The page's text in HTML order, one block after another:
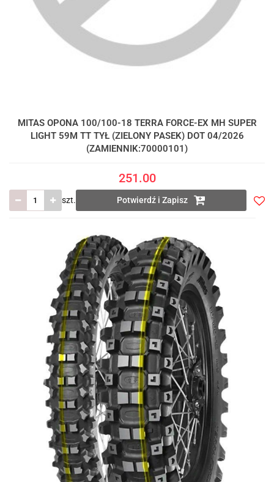
MITAS OPONA 100/100-18 TERRA FORCE-EX MH SUPER
LIGHT 59M TT TYŁ (ZIELONY PASEK) DOT 04/2026
(ZAMIENNIK:70000101)
251.00
szt. Potwierdź i Zapisz